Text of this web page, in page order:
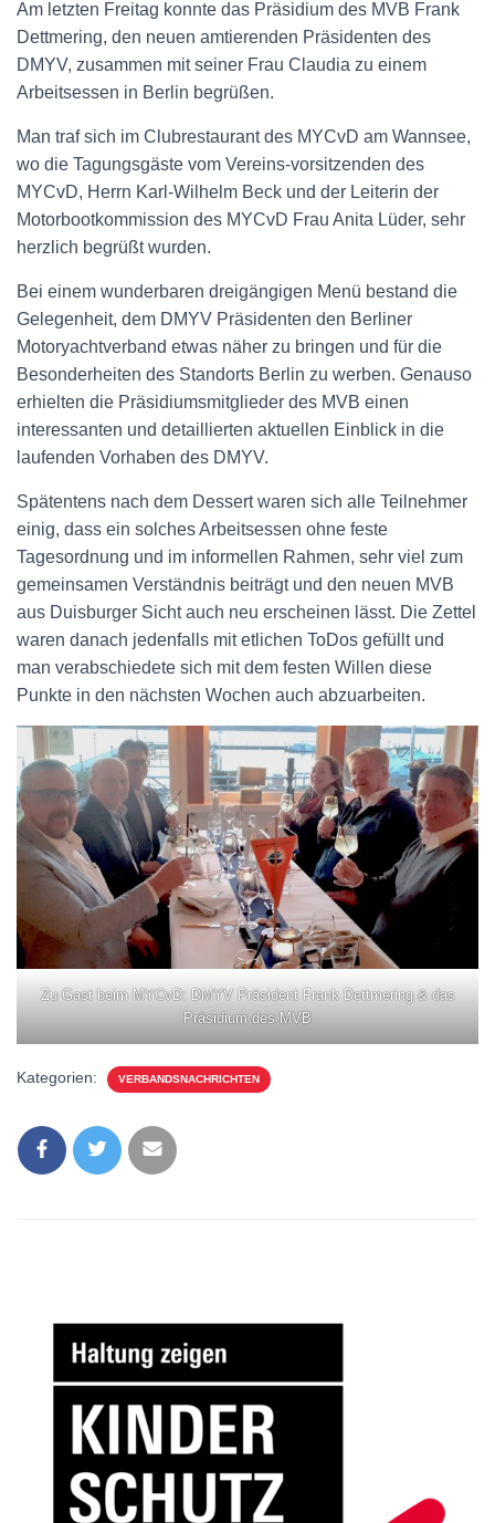
N
Am letzten Freitag konnte das Präsidium des MVB Frank
Dettmering, den neuen amtierenden Präsidenten des
DMYV, zusammen mit seiner Frau Claudia zu einem
Arbeitsessen in Berlin begrüßen.
Man traf sich im Clubrestaurant des MYCvD am Wannsee,
wo die Tagungsgäste vom Vereins-vorsitzenden des
MYCvD, Herrn Karl-Wilhelm Beck und der Leiterin der
Motorbootkommission des MYCvD Frau Anita Lüder, sehr
herzlich begrüßt wurden.
Bei einem wunderbaren dreigängigen Menü bestand die
Gelegenheit, dem DMYV Präsidenten den Berliner
Motoryachtverband etwas näher zu bringen und für die
Besonderheiten des Standorts Berlin zu werben. Genauso
erhielten die Präsidiumsmitglieder des MVB einen
interessanten und detaillierten aktuellen Einblick in die
laufenden Vorhaben des DMYV.
Spätentens nach dem Dessert waren sich alle Teilnehmer
einig, dass ein solches Arbeitsessen ohne feste
Tagesordnung und im informellen Rahmen, sehr viel zum
gemeinsamen Verständnis beiträgt und den neuen MVB
aus Duisburger Sicht auch neu erscheinen lässt. Die Zettel
waren danach jedenfalls mit etlichen ToDos gefüllt und
man verabschiedete sich mit dem festen Willen diese
Punkte in den nächsten Wochen auch abzuarbeiten.
Zu Gast beim MYCvD: DMYV Präsident Frank Dettmering & das
Präsidium des MVB
Kategorien: VERBANDSNACHRICHTEN